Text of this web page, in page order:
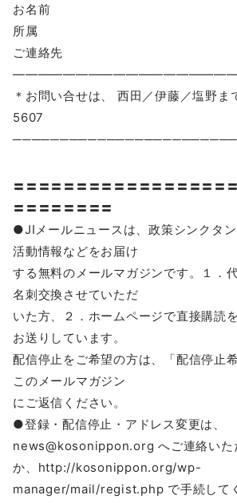
お名前
所属
ご連絡先
＊お問い合せは、 西田／伊藤／塩野
5607
〓〓〓〓〓〓〓〓〓〓〓〓〓〓〓〓〓
〓〓〓〓〓〓〓〓
●JIメールニュースは、政策シンクタ
活動情報などをお届け
する無料のメールマガジンです。１．
名刺交換させていただ
いた方、２．ホームページで直接購読
お送りしています。
配信停止をご希望の方は、「配信停止
このメールマガジン
にご返信ください。
●登録・配信停止・アドレス変更は、
news@kosonippon.org へご連絡いた
か、http://kosonippon.org/wp-
manager/mail/regist.php で手続して